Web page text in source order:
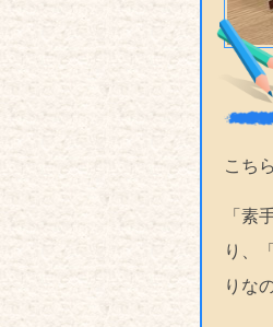
こち
「素
り、
りな